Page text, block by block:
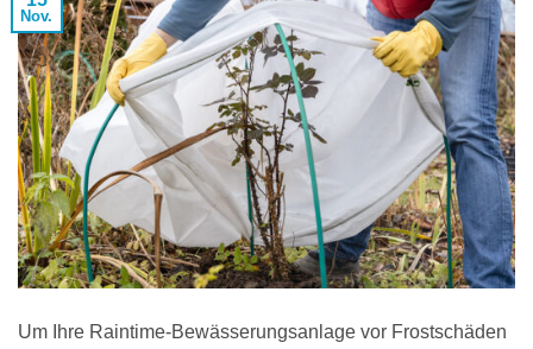
Nov.
Um Ihre Raintime-Bewässerungsanlage vor Frostschäden